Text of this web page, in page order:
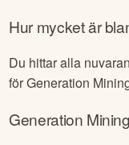
Hur mycket är
Du hittar alla
förGeneration
Generation Mining